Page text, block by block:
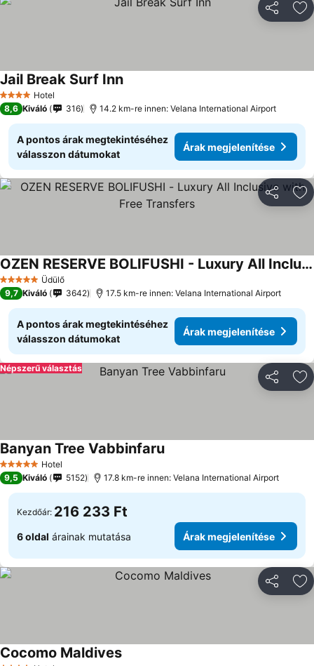
4 KategóriaHotel
Jail Break Surf InnÁrak megjelenítése
8,6 Kiváló 316 14.2 km-re innen: Velana International Airport
A pontos árak megtekintéséhez
válasszon dátumokat
Árak megjelenítése
5 KategóriaÜdülő
OZEN RESERVE BOLIFUSHI - Luxury All Inclusive with Free Transfers
Árak megjelenítése
9,7 Kiváló 3642 17.5 km-re innen: Velana International Airport
A pontos árak megtekintéséhez
válasszon dátumokat
Árak megjelenítése
Népszerű választás
5 KategóriaHotel
Banyan Tree VabbinfaruÁrak megjelenítése
9,5 Kiváló 5152 17.8 km-re innen: Velana International Airport
Kezdőár: 216 233 Ft
6 oldal árainak mutatása Árak megjelenítése
Cocomo MaldivesÁrak megjelenítése